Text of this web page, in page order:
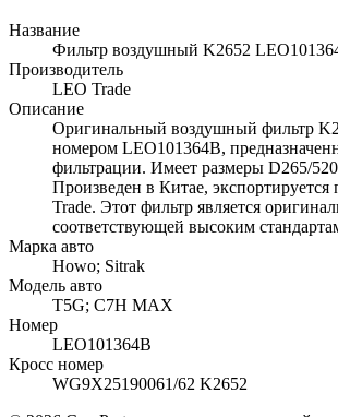
Название
Фильтр воздушный K2652
Производитель
LEO Trade
Описание
Оригинальный воздушный фильтр
номером LEO101364B,
фильтрации. Имеет размеры D265/
Произведен в Китае,
Trade. Этот фильтр является
соответствующей высоким
Марка авто
Howo; Sitrak
Модель авто
T5G; C7H MAX
Номер
LEO101364B
Кросс номер
WG9X25190061/62 K2652